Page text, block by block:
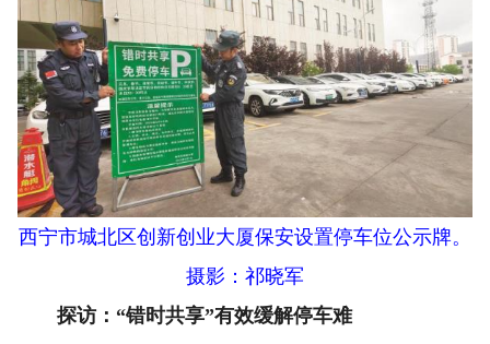
西宁市城北区创新创业大厦保安设置停车位公示牌。
摄影：祁晓军
探访：“错时共享”有效缓解停车难